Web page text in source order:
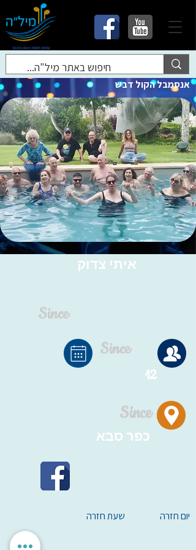
אנסמבל הקול דבש
איתי צדוק
Since
Since
12
Since
כפר סבא
שעת חזרה יום חזרה